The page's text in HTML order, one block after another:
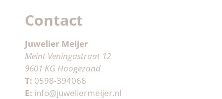
Contact
Juwelier Meijer
Meint Veningastraat 12
9601 KG Hoogezand
T: 0598-394066
E: info@juweliermeijer.nl